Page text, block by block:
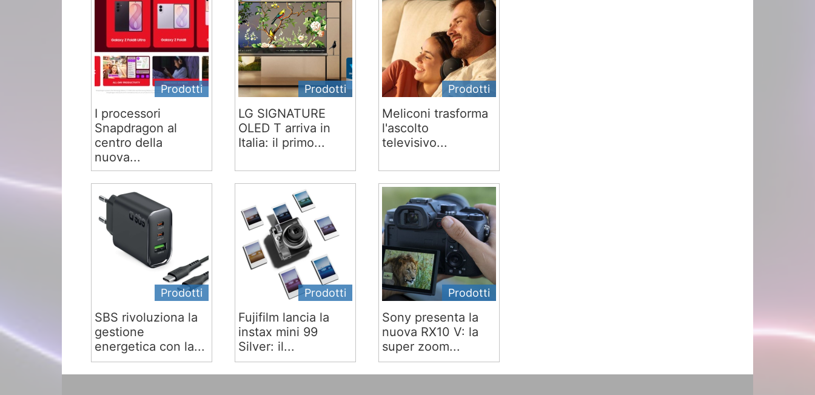
Prodotti
I processori
Snapdragon al
centro della
nuova...
Prodotti
LG SIGNATURE
OLED T arriva in
Italia: il primo...
Prodotti
Meliconi trasforma
l'ascolto
televisivo...
Prodotti
SBS rivoluziona la
gestione
energetica con la...
Prodotti
Fujifilm lancia la
instax mini 99
Silver: il...
Prodotti
Sony presenta la
nuova RX10 V: la
super zoom...